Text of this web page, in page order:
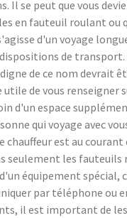
Il se peut que vous
en fauteuil roulant ou
d'un voyage
de transport.
de ce nom devrait
de vous renseigner
d'un espace
qui voyage avec
chauffeur est au
seulement les
équipement
par téléphone ou
il est important de